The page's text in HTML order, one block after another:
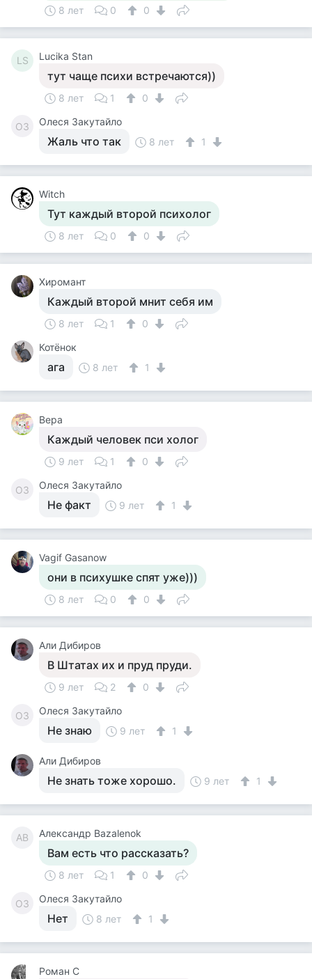
8 лет 0 0
LS Lucika Stan
тут чаще психи встречаются))
8 лет 1 0
ОЗ Олеся Закутайло
Жаль что так 8 лет 1
Witch
Тут каждый второй психолог
8 лет 0 0
Хиромант
Каждый второй мнит себя им
8 лет 1
0
Котёнок
ага 8 лет 1
Вера
Каждый человек пси холог
9 лет 1 0
ОЗ Олеся Закутайло
Не факт 9 лет 1
Vagif Gasanow
они в психушке спят уже)))
8 лет 0 0
Али Дибиров
В Штатах их и пруд пруди.
9 лет 2 0
ОЗ Олеся Закутайло
Не знаю 9 лет 1
Али Дибиров
Не знать тоже хорошо. 9 лет 1
АB Александр Bazalenok
Вам есть что рассказать?
8 лет 1 0
ОЗ Олеся Закутайло
Нет 8 лет 1
Роман C